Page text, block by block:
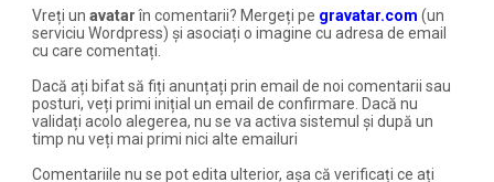
Vreți unavatarîn comentarii? Mergeți pe gravatar.com (un
serviciu Wordpress) și asociați o imagine cu adresa de email
cu care comentați.
Dacă ați bifat să fiți anunțați prin email de noi comentarii sau
posturi, veți primi inițial un email de confirmare. Dacă nu
validați acolo alegerea, nu se va activa sistemul și după un
timp nu veți mai primi nici alte emailuri
Comentariile nu se pot edita ulterior, așa că verificați ce ați